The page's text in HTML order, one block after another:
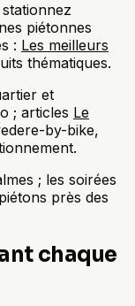
piétonnes
: Les meilleurs
thématiques.
et
; articles Le
by-bike,
; les soirées
près des
chaque